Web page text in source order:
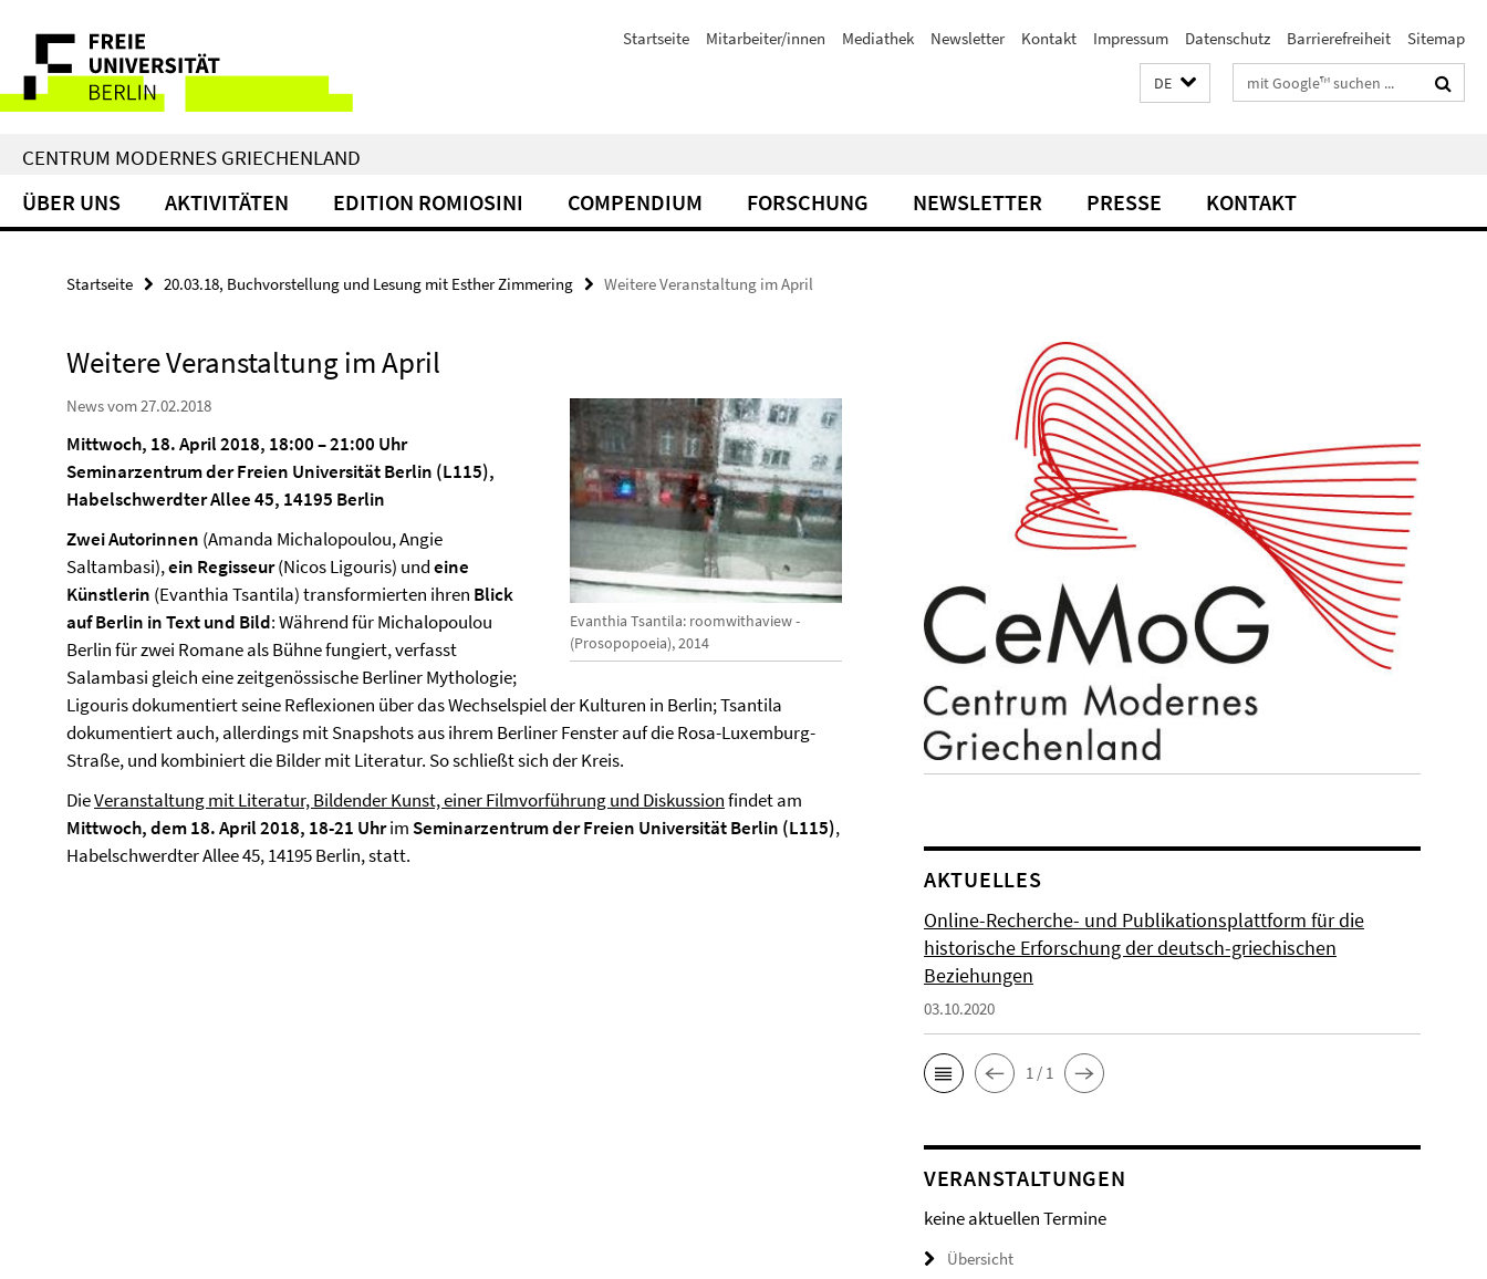
direkt
Inhalt
Service-
Navigation
Startseite Mitarbeiter/innen Mediathek Newsletter Kontakt Impressum Datenschutz Barrierefreiheit Sitemap
DE Suchbegriffe
CENTRUM MODERNES GRIECHENLAND
ÜBER UNS AKTIVITÄTEN EDITION ROMIOSINI COMPENDIUM FORSCHUNG NEWSLETTER PRESSE KONTAKT
Startseite 20.03.18, Buchvorstellung und Lesung mit Esther Zimmering Weitere Veranstaltung im April
Weitere Veranstaltung im April
Evanthia Tsantila: roomwithaview -
(Prosopopoeia), 2014
News vom 27.02.2018
Mittwoch, 18. April 2018, 18:00–21:00 Uhr
Seminarzentrum der Freien Universität Berlin (L115),
Habelschwerdter Allee 45, 14195 Berlin
Zwei Autorinnen (Amanda Michalopoulou, Angie
Saltambasi),ein Regisseur(Nicos Ligouris) undeine
Künstlerin (Evanthia Tsantila) transformierten ihren Blick
auf Berlin in Text und Bild: Während für Michalopoulou
Berlin für zwei Romane als Bühne fungiert, verfasst
Salambasi gleich eine zeitgenössische Berliner Mythologie;
Ligouris dokumentiert seine Reflexionen über das Wechselspiel der Kulturen in Berlin; Tsantila
dokumentiert auch, allerdings mit Snapshots aus ihrem Berliner Fenster auf die Rosa-Luxemburg-
Straße, und kombiniert die Bilder mit Literatur. So schließt sich der Kreis.
DieVeranstaltung mit Literatur, Bildender Kunst, einer Filmvorführung und Diskussionfindet am
Mittwoch, dem 18. April 2018, 18-21 Uhrim Seminarzentrum der Freien Universität Berlin (L115),
Habelschwerdter Allee 45, 14195 Berlin, statt.
AKTUELLES
Online-Recherche- und Publikationsplattform für die
historische Erforschung der deutsch-griechischen
Beziehungen
03.10.2020
1 / 1
VERANSTALTUNGEN
keine aktuellen Termine
Übersicht